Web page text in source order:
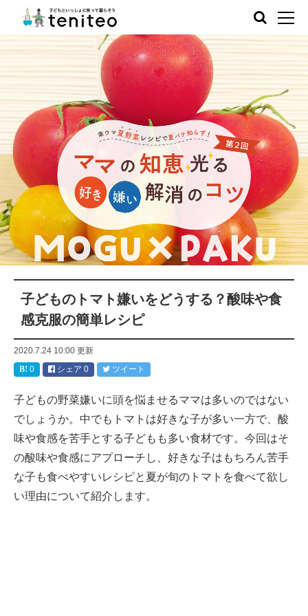
子どものトマト嫌いをどうする？酸味や食
感克服の簡単レシピ
2020.7.24 10:00 更新
0
シェア 0 ツイート
子どもの野菜嫌いに頭を悩ませるママは多いのではない
でしょうか。中でもトマトは好きな子が多い一方で、酸
味や食感を苦手とする子どもも多い食材です。今回はそ
の酸味や食感にアプローチし、好きな子はもちろん苦手
な子も食べやすいレシピと夏が旬のトマトを食べて欲し
い理由について紹介します。